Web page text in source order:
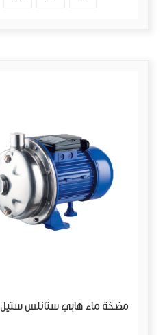
مضخة ماء هابي ستانلس ستيل